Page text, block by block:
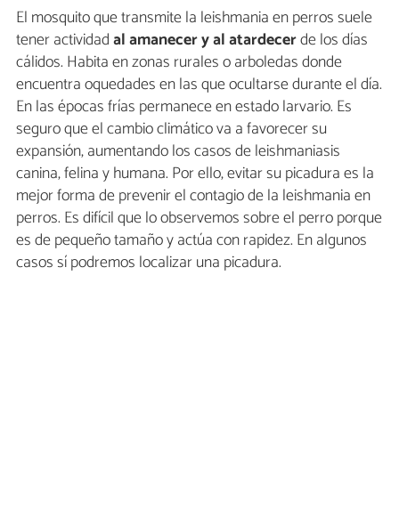
El mosquito que transmite la leishmania en perros suele
tener actividadal amanecer y al atardecerde los días
cálidos. Habita en zonas rurales o arboledas donde
encuentra oquedades en las que ocultarse durante el día.
En las épocas frías permanece en estado larvario. Es
seguro que el cambio climático va a favorecer su
expansión, aumentando los casos de leishmaniasis
canina, felina y humana. Por ello, evitar su picadura es la
mejor forma de prevenir el contagio de la leishmania en
perros. Es difícil que lo observemos sobre el perro porque
es de pequeño tamaño y actúa con rapidez. En algunos
casos sí podremos localizar una picadura.